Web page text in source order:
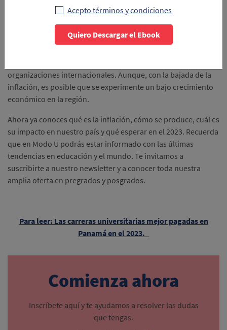
alcanzar cifras similares a las que presentaba antes de la
pandemia por covid-19. Lo que significa que posiblemente
Panamá, al igual que los demás países de la región,
experimente una bajada en el costo de vida durante el 2023.
organizaciones internacionales. Aunque, con la bajada de la
inflación, es posible que se experimente un bajo crecimiento
económico en la región.
Ahora ya conoces qué es la inflación, cómo se produce, cuál es
su impacto en nuestro país y qué esperar en el 2023. Recuerda
que en Modo U podrás estar informado con las últimas
tendencias en educación y el mundo. Te invitamos a
suscribirte a nuestro newsletter y a conocer toda nuestra
amplia oferta en pregrados y posgrados.
Para leer: Las carreras universitarias mejor pagadas en
Panamá en el 2023.
Comienza ahora
Inscríbete aquí y te ayudamos a resolver las dudas
que tengas.
Acepto términos y condiciones
Quiero Descargar el Ebook